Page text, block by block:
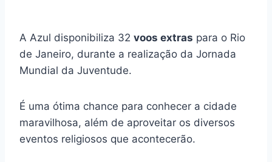
A Azul disponibiliza 32 voos extras para o Rio
de Janeiro, durante a realização da Jornada
Mundial da Juventude.
É uma ótima chance para conhecer a cidade
maravilhosa, além de aproveitar os diversos
eventos religiosos que acontecerão.